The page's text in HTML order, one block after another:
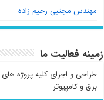
مهندس مجتبی رحیم زاده
زمینه فعالیت ما
طراحی و اجرای کلیه پروژه
برق و کامپیوتر